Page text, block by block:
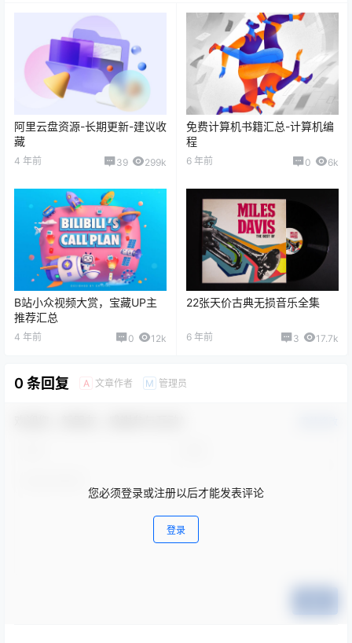
阿里云盘资源-长期更新-建议收
藏
4 年前 39 299k
免费计算机书籍汇总-计算机编
程
6 年前 0 6k
B站小众视频大赏，宝藏UP主
推荐汇总
4 年前 0 12k
22张天价古典无损音乐全集
6 年前 3 17.7k
0 条回复 A 文章作者 M 管理员
您必须登录或注册以后才能发表评论
登录